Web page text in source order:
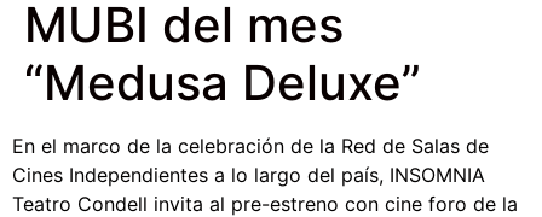
MUBI del mes
“Medusa Deluxe”
En el marco de la celebración de la Red de Salas de
Cines Independientes a lo largo del país, INSOMNIA
Teatro Condell invita al pre-estreno con cine foro de la